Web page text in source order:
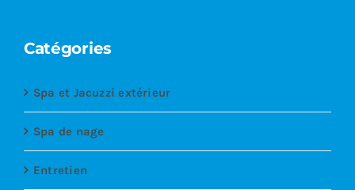
Catégories
Spa et Jacuzzi extérieur
Spa de nage
Entretien